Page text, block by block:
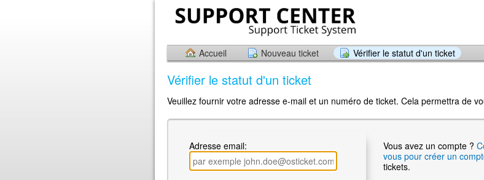
Accueil Nouveau ticket Vérifier le statut d'un ticket
Vérifier le statut d'un ticket
Veuillez fournir votre adresse e-mail et un numéro de ticket. Cela permettra de
Adresse email: Vous avez un compte ?
vous pour créer un
tickets.